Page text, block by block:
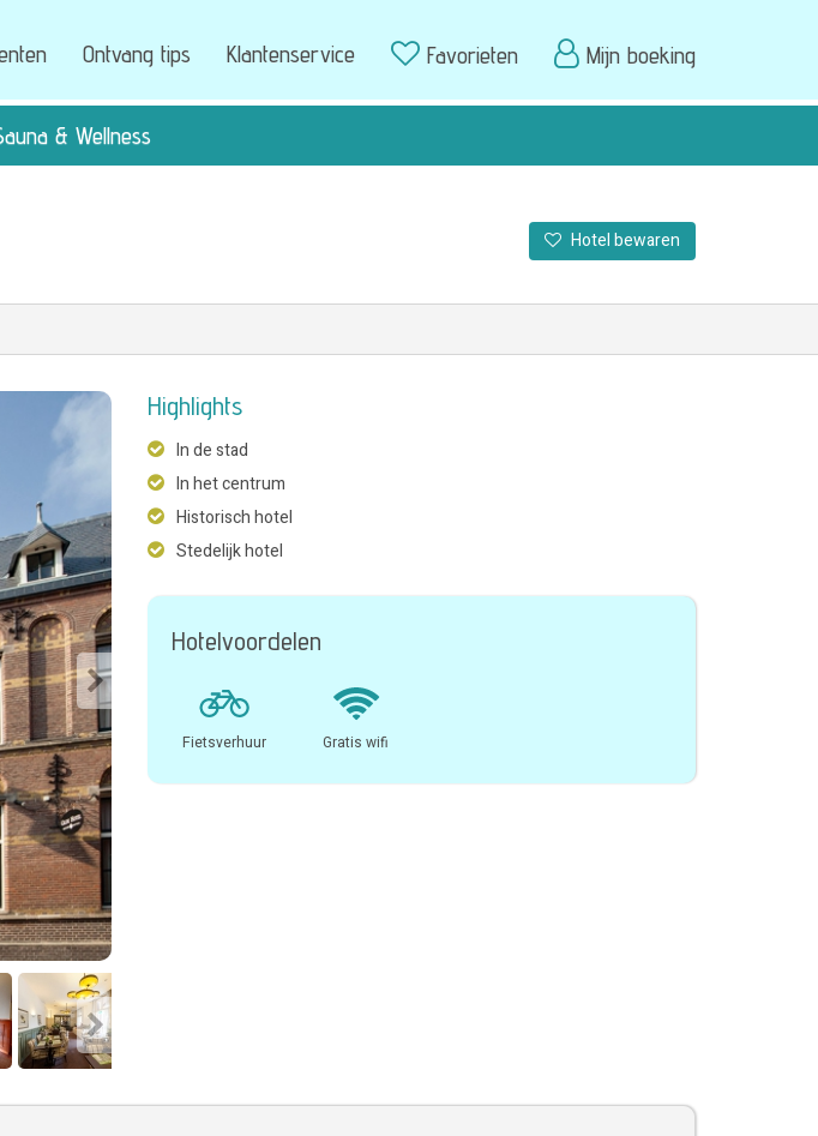
Ontvang tips Klantenservice Favorieten Mijn boeking
& Wellness
Hotel bewaren
Highlights
In de stad
In het centrum
Historisch hotel
Stedelijk hotel
Hotelvoordelen
Fietsverhuur Gratis wifi